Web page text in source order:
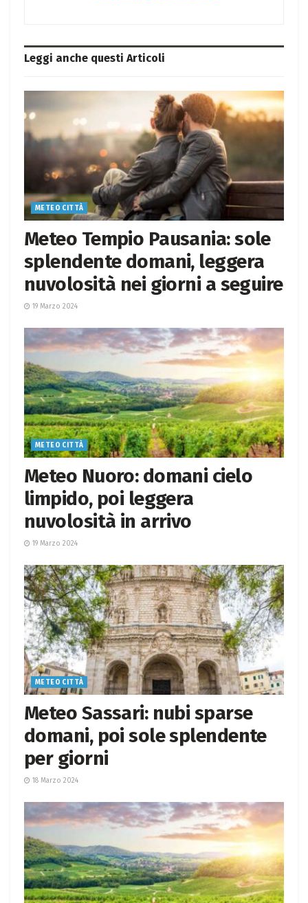
Leggi anche questi Articoli
METEO CITTÀ
Meteo Tempio Pausania: sole
splendente domani, leggera
nuvolosità nei giorni a seguire
19 Marzo 2024
METEO CITTÀ
Meteo Nuoro: domani cielo
limpido, poi leggera
nuvolosità in arrivo
19 Marzo 2024
METEO CITTÀ
Meteo Sassari: nubi sparse
domani, poi sole splendente
per giorni
18 Marzo 2024